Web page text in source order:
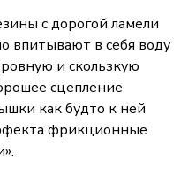
с дорогой ламели
впитывают в себя воду
и скользкую
сцепление
как будто к ней
фрикционные